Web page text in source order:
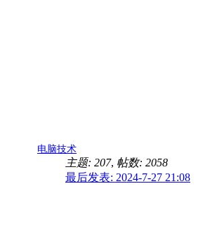
电脑技术
主题: 207, 帖数: 2058
最后发表: 2024-7-27 21:08